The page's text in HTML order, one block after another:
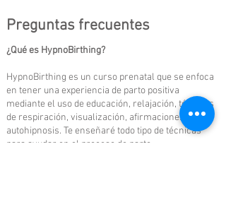
Preguntas frecuentes
¿Qué es HypnoBirthing?
HypnoBirthing es un curso prenatal que se enfoca
en tener una experiencia de parto positiva
mediante el uso de educación, relajación, técnicas
de respiración, visualización, afirmaciones y
autohipnosis. Te enseñaré todo tipo de técnicas
para ayudar en el proceso de parto.